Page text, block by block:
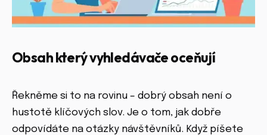
Obsah který vyhledávače oceňují
Řekněme si to na rovinu – dobrý obsah není o
hustotě klíčových slov. Je o tom, jak dobře
odpovídáte na otázky návštěvníků. Když píšete